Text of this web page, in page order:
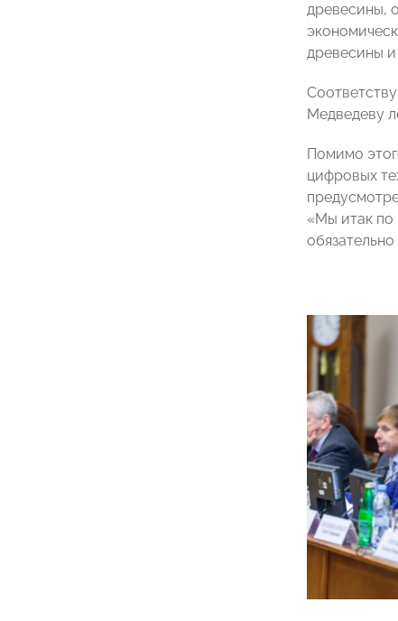
древесины,
древесины и
Медведеву
Помимо
цифровых
«Мы итак по